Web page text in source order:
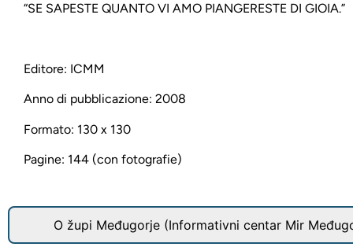
“SE SAPESTE QUANTO VI AMO PIANGERESTE DI GIOIA.”
Editore: ICMM
Anno di pubblicazione: 2008
Formato: 130 x 130
Pagine: 144 (con fotografie)
O župi Međugorje (Informativni centar Mir